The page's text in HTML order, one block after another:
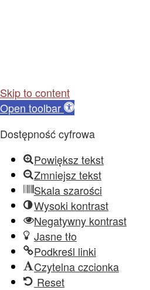
Skip to content
Open toolbar
Dostępność cyfrowa
Powiększ tekst
Zmniejsz tekst
Skala szarości
Wysoki kontrast
Negatywny kontrast
Jasne tło
Podkreśl linki
Czytelna czcionka
Reset